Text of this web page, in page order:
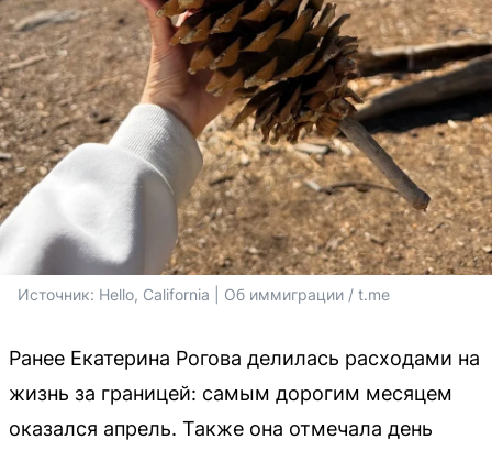
Источник: Hello, California | Об иммиграции / t.me
Ранее Екатерина Рогова делилась расходами на
жизнь за границей: самым дорогим месяцем
оказался апрель. Также она отмечала день